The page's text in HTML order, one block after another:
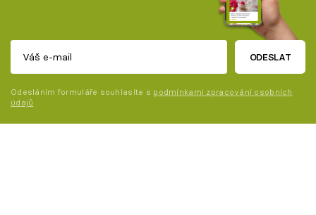
ODESLAT
Odesláním formuláře souhlasíte s podmínkami zpracování osobních
údajů